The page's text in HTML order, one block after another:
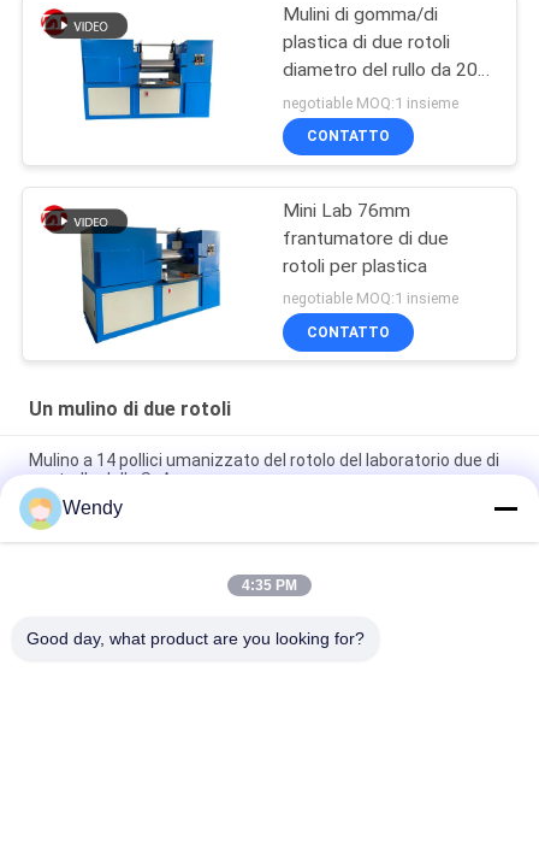
Mulini di gomma/di
plastica di due rotoli
diametro del rullo da 200
- 400 millimetri
negotiable MOQ:1 insieme
CONTATTO
Mini Lab 76mm
frantumatore di due
rotoli per plastica
negotiable MOQ:1 insieme
CONTATTO
Un mulino di due rotoli
Mulino a 14 pollici umanizzato del rotolo del laboratorio due di
controllo dello SpA
mulino del rotolo di 12inch 16inch due per di plastica e di
gomma con uso del laboratorio
mulino del rotolo 14inch due per masticare e l'impastamento
Wendy
4:35 PM
Good day, what product are you looking for?